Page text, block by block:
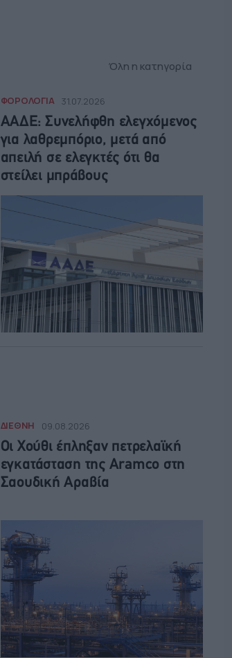
Όλη η κατηγορία
ΦΟΡΟΛΟΓΙΑ 31.07.2026
ΑΑΔΕ: Συνελήφθη ελεγχόμενος
για λαθρεμπόριο, μετά από
απειλή σε ελεγκτές ότι θα
στείλει μπράβους
ΔΙΕΘΝΗ 09.08.2026
Οι Χούθι έπληξαν πετρελαϊκή
εγκατάσταση της Aramco στη
Σαουδική Αραβία